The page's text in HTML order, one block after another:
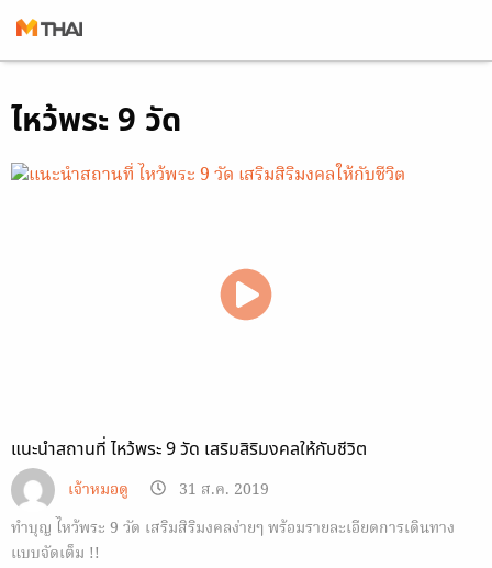
toไหว้พระ 9 วัด
แนะนำสถานที่ ไหว้พระ 9 วัด เสริมสิริมงคลให้กับชีวิต
เจ้าหมอดู
31 ส.ค. 2019
ทำบุญ ไหว้พระ 9 วัด เสริมสิริมงคลง่ายๆ พร้อมรายละเอียดการเดินทาง
แบบจัดเต็ม !!